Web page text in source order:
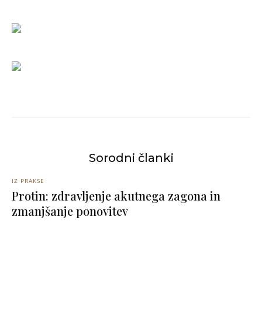
Sorodni članki
IZ PRAKSE
Protin: zdravljenje akutnega zagona in
zmanjšanje ponovitev